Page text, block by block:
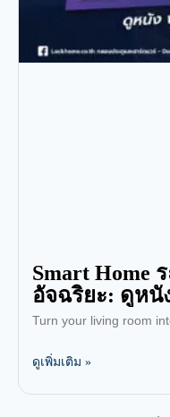
Smart Home
อัจฉริยะ: ดูหนั
Turn your living room
ดูเพิ่มเติม »